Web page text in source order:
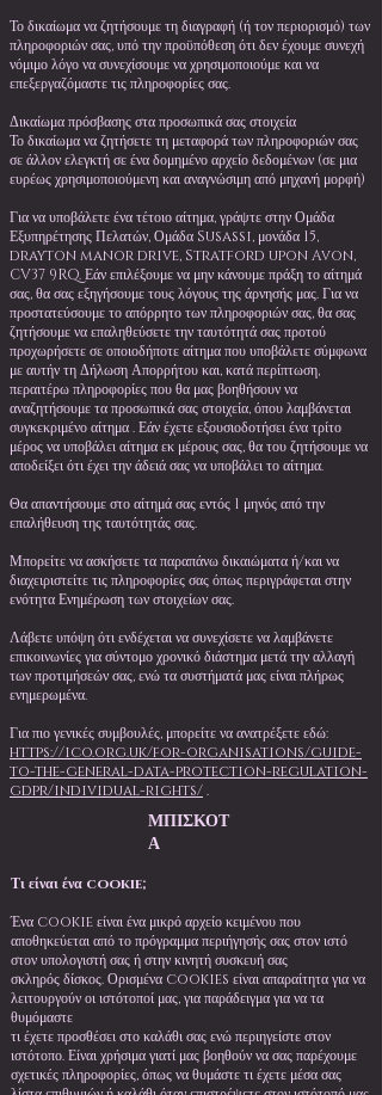
Το δικαίωμα να ζητήσουμε τη διαγραφή (ή τον περιορισμό) των
πληροφοριών σας, υπό την προϋπόθεση ότι δεν έχουμε συνεχή
νόμιμο λόγο να συνεχίσουμε να χρησιμοποιούμε και να
επεξεργαζόμαστε τις πληροφορίες σας.
Δικαίωμα πρόσβασης στα προσωπικά σας στοιχεία
Το δικαίωμα να ζητήσετε τη μεταφορά των πληροφοριών σας
σε άλλον ελεγκτή σε ένα δομημένο αρχείο δεδομένων (σε μια
ευρέως χρησιμοποιούμενη και αναγνώσιμη από μηχανή μορφή)
Για να υποβάλετε ένα τέτοιο αίτημα, γράψτε στην Ομάδα
Εξυπηρέτησης Πελατών, Ομάδα Susassi, μονάδα 15,
drayton manor drive, Stratford upon Avon,
CV37 9RQ. Εάν επιλέξουμε να μην κάνουμε πράξη το αίτημά
σας, θα σας εξηγήσουμε τους λόγους της άρνησής μας. Για να
προστατεύσουμε το απόρρητο των πληροφοριών σας, θα σας
ζητήσουμε να επαληθεύσετε την ταυτότητά σας προτού
προχωρήσετε σε οποιοδήποτε αίτημα που υποβάλετε σύμφωνα
με αυτήν τη Δήλωση Απορρήτου και, κατά περίπτωση,
περαιτέρω πληροφορίες που θα μας βοηθήσουν να
αναζητήσουμε τα προσωπικά σας στοιχεία, όπου λαμβάνεται
συγκεκριμένο αίτημα . Εάν έχετε εξουσιοδοτήσει ένα τρίτο
μέρος να υποβάλει αίτημα εκ μέρους σας, θα του ζητήσουμε να
αποδείξει ότι έχει την άδειά σας να υποβάλει το αίτημα.
Θα απαντήσουμε στο αίτημά σας εντός 1 μηνός από την
επαλήθευση της ταυτότητάς σας.
Μπορείτε να ασκήσετε τα παραπάνω δικαιώματα ή/και να
διαχειριστείτε τις πληροφορίες σας όπως περιγράφεται στην
ενότητα Ενημέρωση των στοιχείων σας.
Λάβετε υπόψη ότι ενδέχεται να συνεχίσετε να λαμβάνετε
επικοινωνίες για σύντομο χρονικό διάστημα μετά την αλλαγή
των προτιμήσεών σας, ενώ τα συστήματά μας είναι πλήρως
ενημερωμένα.
Για πιο γενικές συμβουλές, μπορείτε να ανατρέξετε εδώ:
https://ico.org.uk/for-organisations/guide-
to-the-general-data-protection-regulation-
gdpr/individual-rights/.
ΜΠΙΣΚΟΤ
Α
Τι είναι ένα cookie;
Ένα cookie είναι ένα μικρό αρχείο κειμένου που
αποθηκεύεται από το πρόγραμμα περιήγησής σας στον ιστό
στον υπολογιστή σας ή στην κινητή συσκευή σας
σκληρός δίσκος. Ορισμένα cookies είναι απαραίτητα για να
λειτουργούν οι ιστότοποί μας, για παράδειγμα για να τα
θυμόμαστε
τι έχετε προσθέσει στο καλάθι σας ενώ περιηγείστε στον
ιστότοπο. Είναι χρήσιμα γιατί μας βοηθούν να σας παρέχουμε
σχετικές πληροφορίες, όπως να θυμάστε τι έχετε μέσα σας